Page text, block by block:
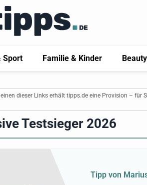
Sport Familie & Kinder
dieser Links erhält tipps.de eine Provision – für
Testsieger 2026
Tipp von